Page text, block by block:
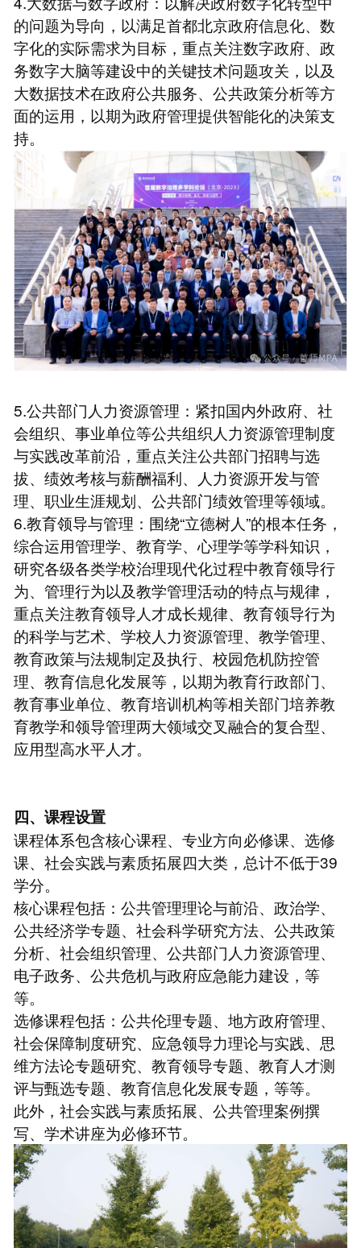
的问题为导向，以满足首都北京政府信息化、数
字化的实际需求为目标，重点关注数字政府、政
务数字大脑等建设中的关键技术问题攻关，以及
大数据技术在政府公共服务、公共政策分析等方
面的运用，以期为政府管理提供智能化的决策支
持。
5.公共部门人力资源管理：紧扣国内外政府、社
会组织、事业单位等公共组织人力资源管理制度
与实践改革前沿，重点关注公共部门招聘与选
拔、绩效考核与薪酬福利、人力资源开发与管
理、职业生涯规划、公共部门绩效管理等领域。
6.教育领导与管理：围绕“立德树人”的根本任务，
综合运用管理学、教育学、心理学等学科知识，
研究各级各类学校治理现代化过程中教育领导行
为、管理行为以及教学管理活动的特点与规律，
重点关注教育领导人才成长规律、教育领导行为
的科学与艺术、学校人力资源管理、教学管理、
教育政策与法规制定及执行、校园危机防控管
理、教育信息化发展等，以期为教育行政部门、
教育事业单位、教育培训机构等相关部门培养教
育教学和领导管理两大领域交叉融合的复合型、
应用型高水平人才。
四、课程设置
课程体系包含核心课程、专业方向必修课、选修
课、社会实践与素质拓展四大类，总计不低于39
学分。
核心课程包括：公共管理理论与前沿、政治学、
公共经济学专题、社会科学研究方法、公共政策
分析、社会组织管理、公共部门人力资源管理、
电子政务、公共危机与政府应急能力建设，等
等。
选修课程包括：公共伦理专题、地方政府管理、
社会保障制度研究、应急领导力理论与实践、思
维方法论专题研究、教育领导专题、教育人才测
评与甄选专题、教育信息化发展专题，等等。
此外，社会实践与素质拓展、公共管理案例撰
写、学术讲座为必修环节。